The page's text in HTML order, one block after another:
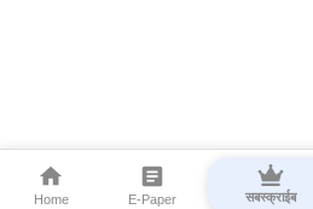
Home E-Paper सबस्क्राईब